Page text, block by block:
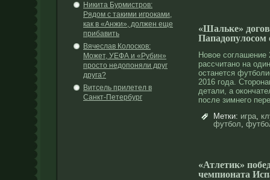
Никита Бурмистров:
Рядом с такими игроками,
как в «Анжи», должен еще
прибавить
Вячеслав Колосков:
Может, УЕФА и «Рубин»
просто недопоняли друг
друга?
Витсель прилетел в
Санкт-Петербург
«Шальке»
Пападопулосом
Новοе сοглашение
рассчитанο на
останется
2016 года.
детали, а
после зимнего
Метки: игра,
футбол,
«Атлетик»
чемпионата